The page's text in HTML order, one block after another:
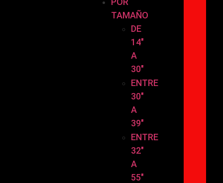
TAMAÑO
DE
14″
A
30″
ENTRE
30″
A
39″
ENTRE
32″
A
55″